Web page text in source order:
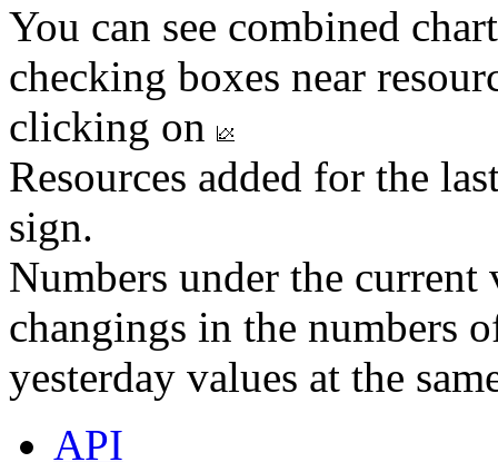
You can see combined
checking boxes near
clicking on
Resources added for the
sign.
Numbers under the
changings in the numbers
yesterday values at the
API